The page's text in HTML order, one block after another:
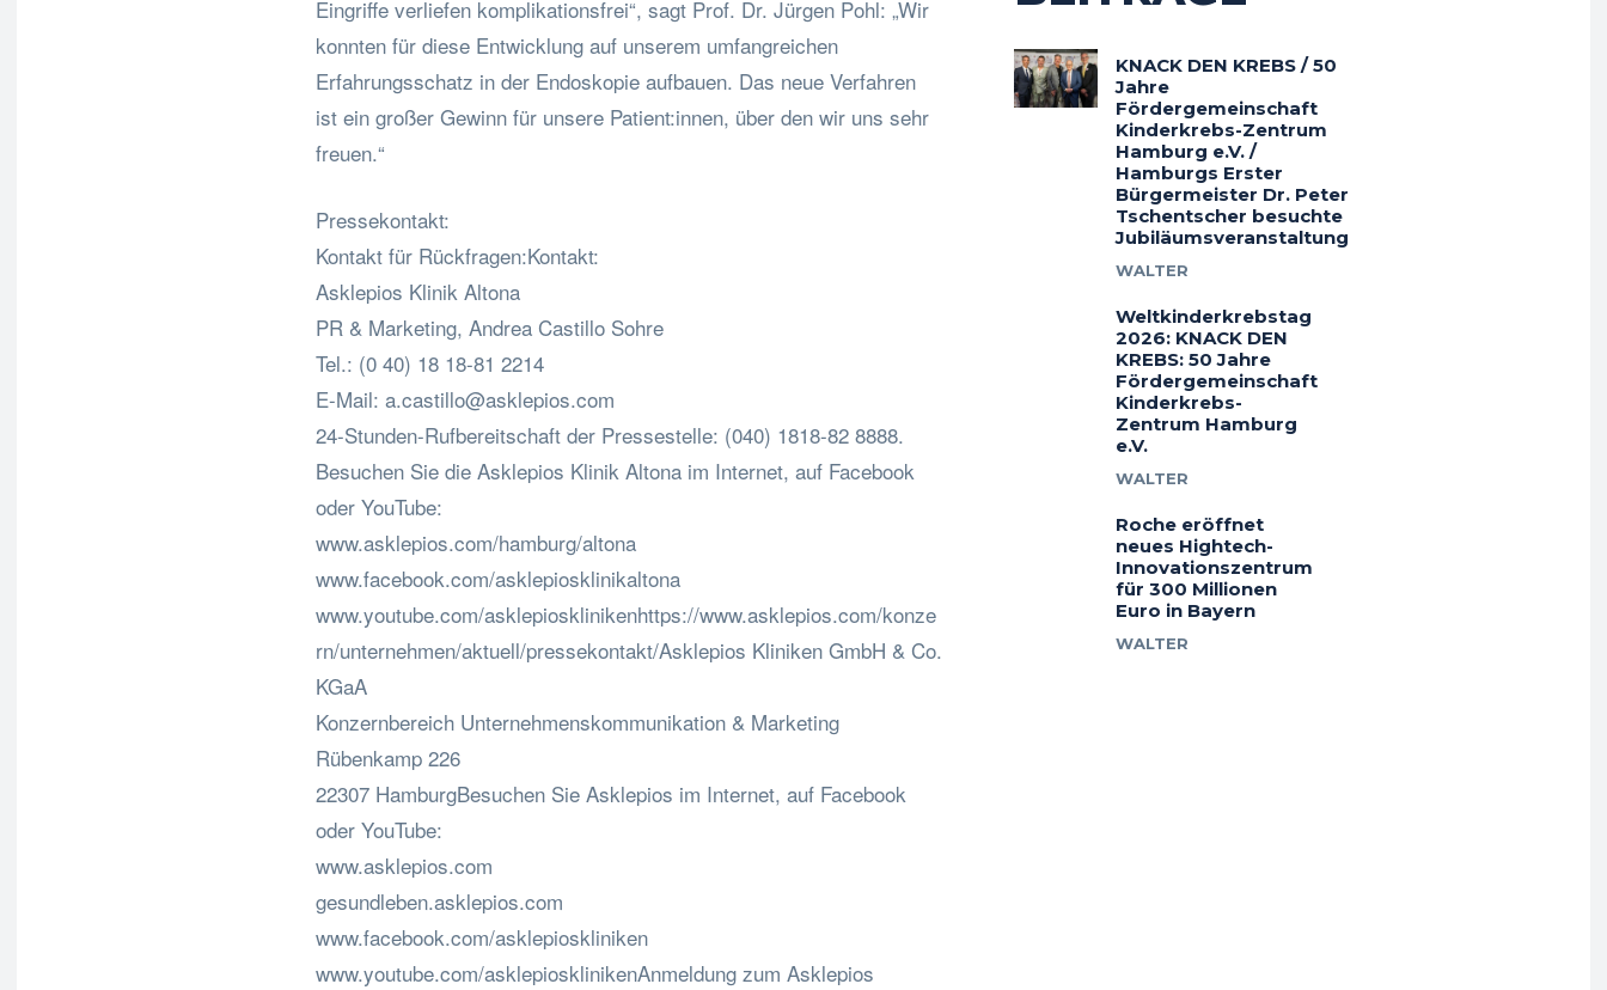
Eingriffe verliefen komplikationsfrei“, sagt Prof. Dr. Jürgen Pohl: „Wir
konnten für diese Entwicklung auf unserem umfangreichen
Erfahrungsschatz in der Endoskopie aufbauen. Das neue Verfahren
ist ein großer Gewinn für unsere Patient:innen, über den wir uns sehr
freuen.“
Pressekontakt:
Kontakt für Rückfragen:Kontakt:
Asklepios Klinik Altona
PR & Marketing, Andrea Castillo Sohre
Tel.: (0 40) 18 18-81 2214
E-Mail: a.castillo@asklepios.com
24-Stunden-Rufbereitschaft der Pressestelle: (040) 1818-82 8888.
Besuchen Sie die Asklepios Klinik Altona im Internet, auf Facebook
oder YouTube:
www.asklepios.com/hamburg/altona
www.facebook.com/asklepiosklinikaltona
www.youtube.com/asklepiosklinikenhttps://www.asklepios.com/konze
rn/unternehmen/aktuell/pressekontakt/Asklepios Kliniken GmbH & Co.
KGaA
Konzernbereich Unternehmenskommunikation & Marketing
Rübenkamp 226
22307 HamburgBesuchen Sie Asklepios im Internet, auf Facebook
oder YouTube:
www.asklepios.com
gesundleben.asklepios.com
www.facebook.com/asklepioskliniken
www.youtube.com/asklepiosklinikenAnmeldung zum Asklepios
KNACK DEN KREBS / 50
Jahre
Fördergemeinschaft
Kinderkrebs-Zentrum
Hamburg e.V. /
Hamburgs Erster
Bürgermeister Dr. Peter
Tschentscher besuchte
Jubiläumsveranstaltung
WALTER
Weltkinderkrebstag
2026: KNACK DEN
KREBS: 50 Jahre
Fördergemeinschaft
Kinderkrebs-
Zentrum Hamburg
e.V.
WALTER
Roche eröffnet
neues Hightech-
Innovationszentrum
für 300 Millionen
Euro in Bayern
WALTER